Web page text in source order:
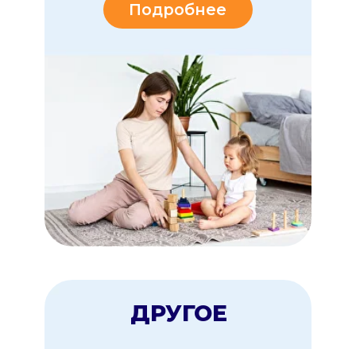
Мультиняня - там, где
нужна помощь